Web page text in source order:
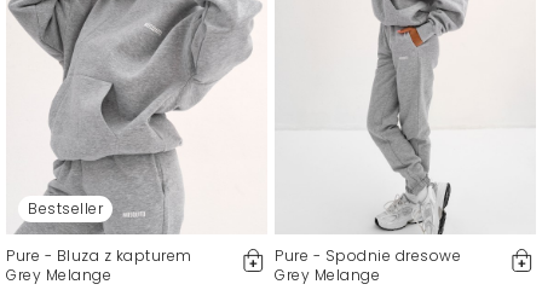
Bestseller
Pure - Bluza z kapturem
Grey Melange
Pure - Spodnie dresowe
Grey Melange